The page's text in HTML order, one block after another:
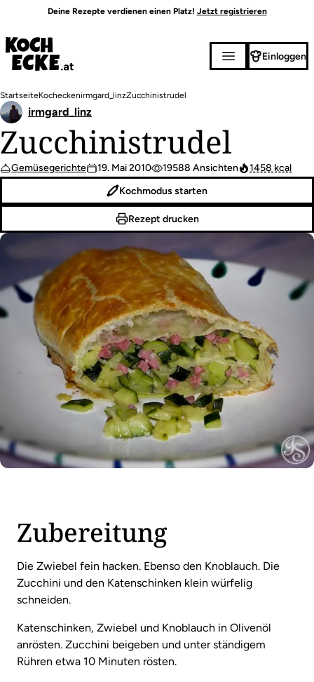
Inhalt
Deine Rezepte verdienen einen Platz! Jetzt registrieren
Einloggen
Pfadnavigation
StartseiteKocheckenirmgard_linzZucchinistrudel
Zucchinistrudel
Gemüsegerichte 19. Mai 2010 19588 Ansichten 1458 kcal
irmgard_linz
Kochmodus starten
Rezept drucken
Zubereitung
Die Zwiebel fein hacken. Ebenso den Knoblauch. Die
Zucchini und den Katenschinken klein würfelig
schneiden.
Katenschinken, Zwiebel und Knoblauch in Olivenöl
anrösten. Zucchini beigeben und unter ständigem
Rühren etwa 10 Minuten rösten.